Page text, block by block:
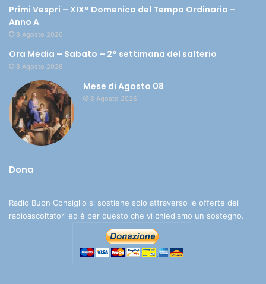
Primi Vespri – XIX° Domenica del Tempo Ordinario –
Anno A
8 Agosto 2026
Ora Media – Sabato – 2° settimana del salterio
8 Agosto 2026
Mese di Agosto 08
8 Agosto 2026
Dona
Radio Buon Consiglio si sostiene solo attraverso le offerte dei
radioascoltatori ed è per questo che vi chiediamo un sostegno.